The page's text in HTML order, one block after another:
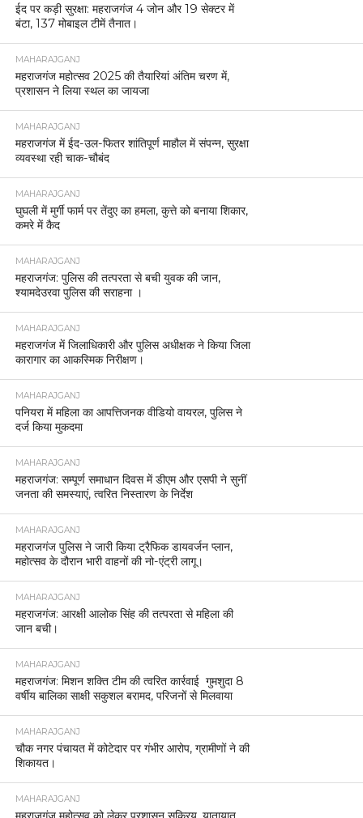
ईद पर कड़ी सुरक्षा: महराजगंज 4 जोन और 19 सेक्टर में
बंटा, 137 मोबाइल टीमें तैनात।
MAHARAJGANJ
महराजगंज महोत्सव 2025 की तैयारियां अंतिम चरण में,
प्रशासन ने लिया स्थल का जायजा
MAHARAJGANJ
महराजगंज में ईद-उल-फितर शांतिपूर्ण माहौल में संपन्न, सुरक्षा
व्यवस्था रही चाक-चौबंद
MAHARAJGANJ
घुघली में मुर्गी फार्म पर तेंदुए का हमला, कुत्ते को बनाया शिकार,
कमरे में कैद
MAHARAJGANJ
महराजगंज: पुलिस की तत्परता से बची युवक की जान,
श्यामदेउरवा पुलिस की सराहना ।
MAHARAJGANJ
महराजगंज में जिलाधिकारी और पुलिस अधीक्षक ने किया जिला
कारागार का आकस्मिक निरीक्षण।
MAHARAJGANJ
पनियरा में महिला का आपत्तिजनक वीडियो वायरल, पुलिस ने
दर्ज किया मुकदमा
MAHARAJGANJ
महराजगंज: सम्पूर्ण समाधान दिवस में डीएम और एसपी ने सुनीं
जनता की समस्याएं, त्वरित निस्तारण के निर्देश
MAHARAJGANJ
महराजगंज पुलिस ने जारी किया ट्रैफिक डायवर्जन प्लान,
महोत्सव के दौरान भारी वाहनों की नो-एंट्री लागू।
MAHARAJGANJ
महराजगंज: आरक्षी आलोक सिंह की तत्परता से महिला की
जान बची।
MAHARAJGANJ
महराजगंज: मिशन शक्ति टीम की त्वरित कार्रवाई गुमशुदा 8
वर्षीय बालिका साक्षी सकुशल बरामद, परिजनों से मिलवाया
MAHARAJGANJ
चौक नगर पंचायत में कोटेदार पर गंभीर आरोप, ग्रामीणों ने की
शिकायत।
MAHARAJGANJ